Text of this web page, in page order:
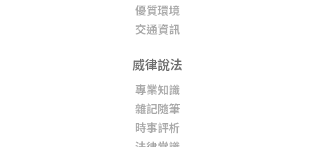
優質環境
交通資訊
威律說法
專業知識
雜記隨筆
時事評析